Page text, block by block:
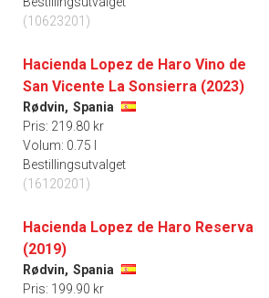
(10623201)
Hacienda Lopez de Haro Vino de
San Vicente La Sonsierra (2023)
Rødvin, Spania
Pris: 219.80 kr
Volum: 0.75 l
Bestillingsutvalget
(16120201)
Hacienda Lopez de Haro Reserva
(2019)
Rødvin, Spania
Pris: 199.90 kr